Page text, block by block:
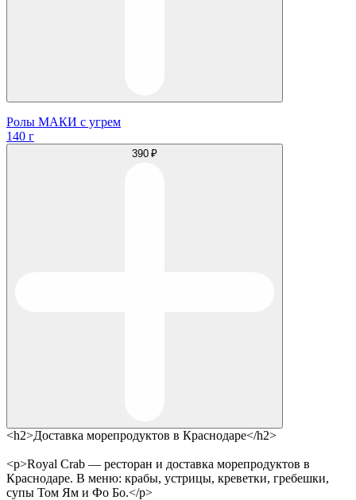
Ролы МАКИ с угрем
140 г
390 ₽
<h2>Доставка морепродуктов в Краснодаре</h2>
<p>Royal Crab — ресторан и доставка морепродуктов в
Краснодаре. В меню: крабы, устрицы, креветки, гребешки,
супы Том Ям и Фо Бо.</p>